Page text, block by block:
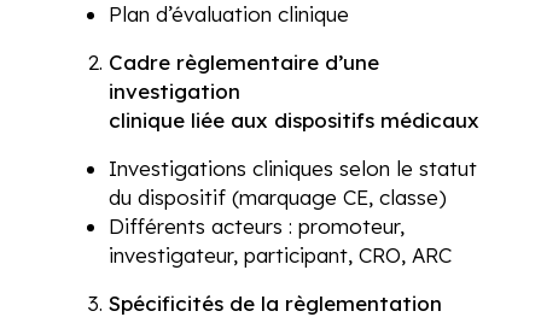
Plan d’évaluation clinique
Cadre règlementaire d’une
investigation
clinique liée aux dispositifs médicaux
Investigations cliniques selon le statut
du dispositif (marquage CE, classe)
Différents acteurs : promoteur,
investigateur, participant, CRO, ARC
Spécificités de la règlementation